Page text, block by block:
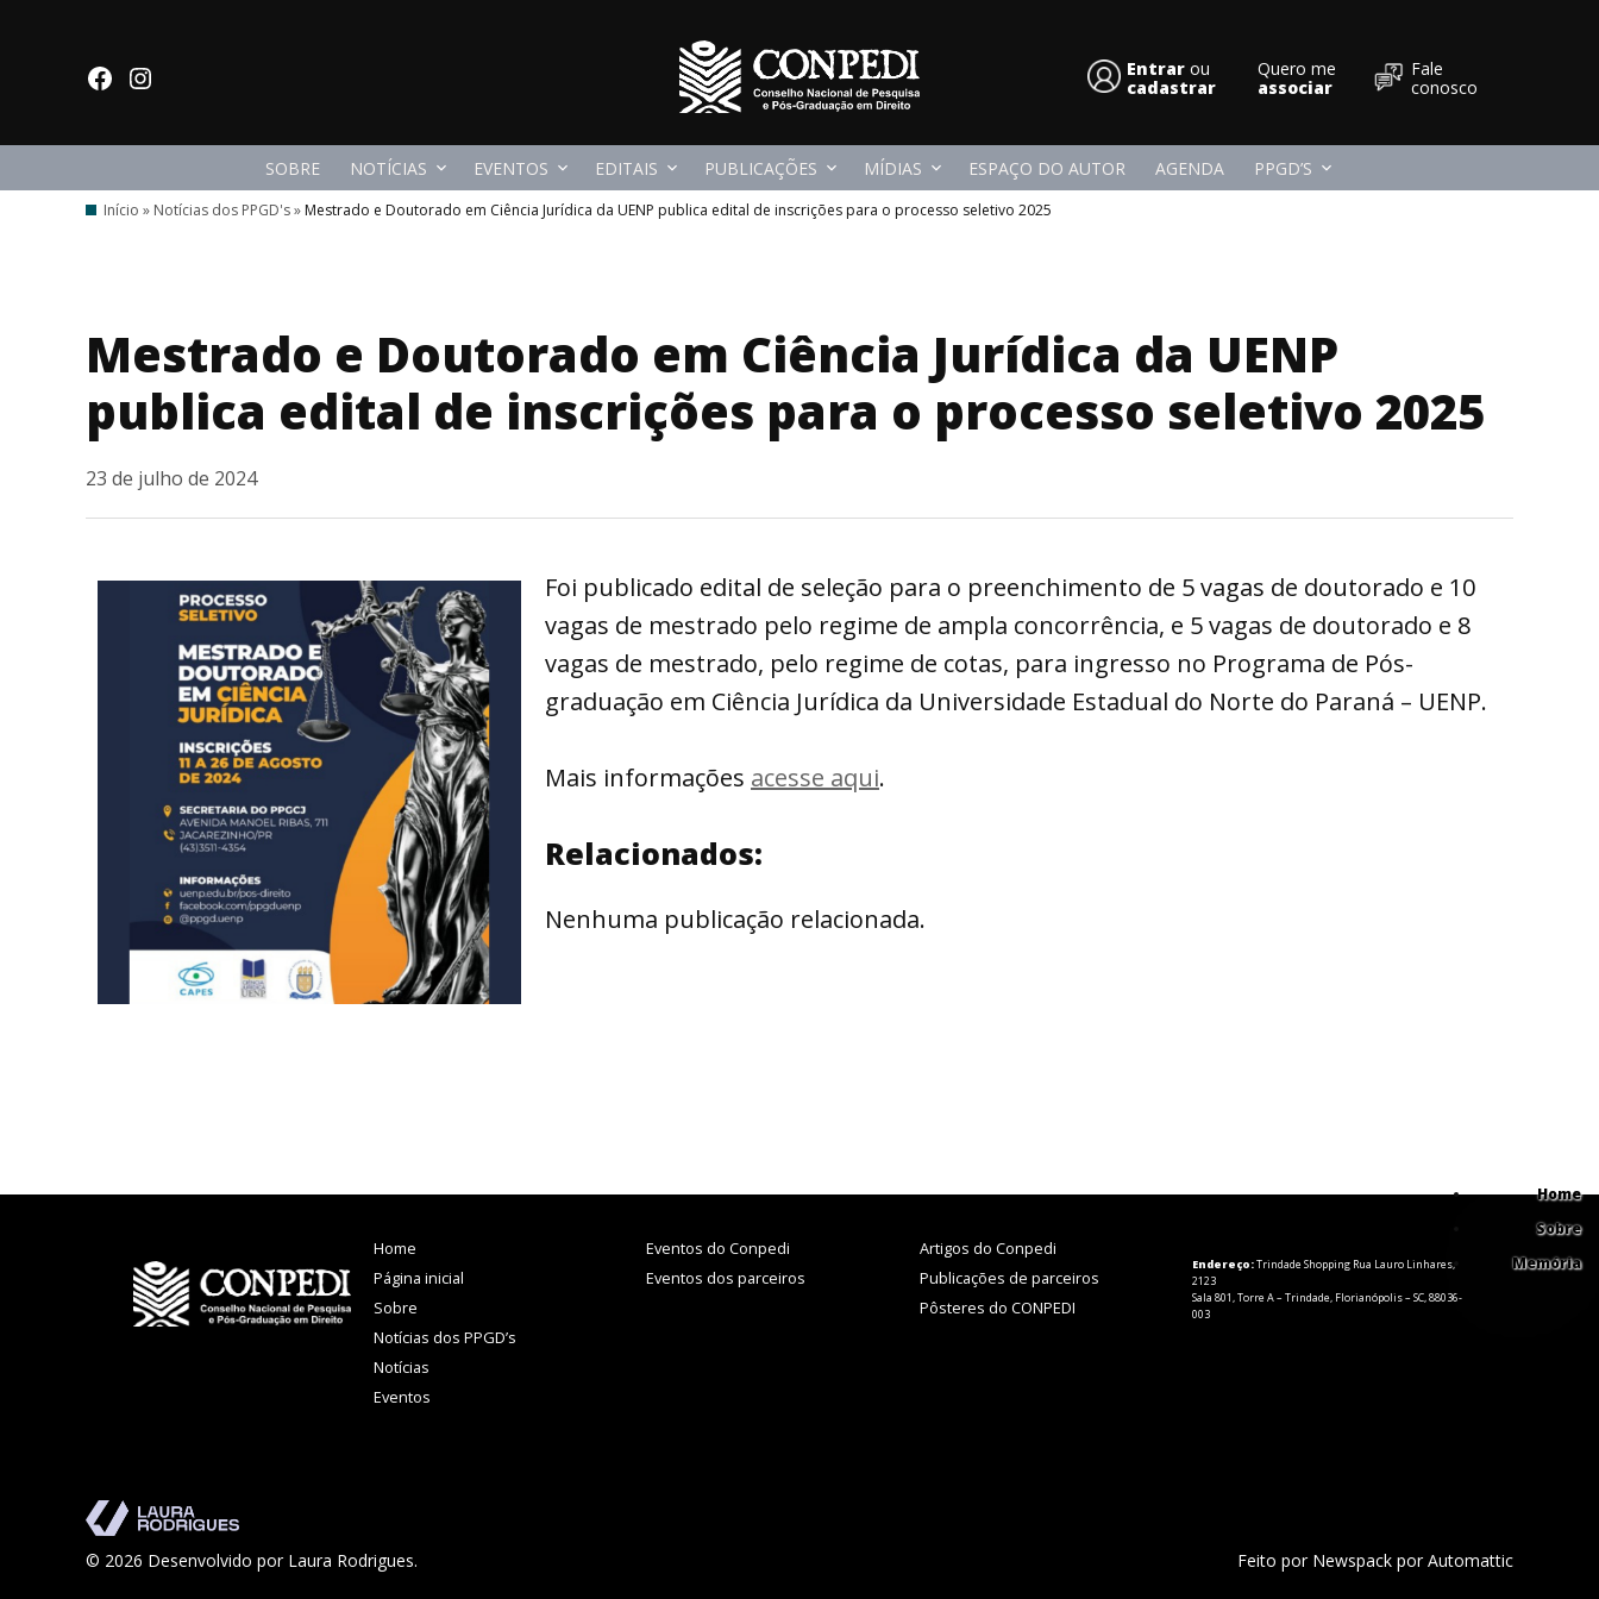
facebookInstagram Conpedi
Entrar ou
cadastrar
Quero me
associar
Fale
conosco
SOBRE NOTÍCIAS EVENTOS EDITAIS PUBLICAÇÕES MÍDIAS ESPAÇO DO AUTOR AGENDA PPGD’S
Início » Notícias dos PPGD's» Mestrado e Doutorado em Ciência Jurídica da UENP publica edital de inscrições para o processo seletivo 2025
Mestrado e Doutorado em Ciência Jurídica da UENP
publica edital de inscrições para o processo seletivo 2025
23 de julho de 2024
Foi publicado edital de seleção para o preenchimento de 5 vagas de doutorado e 10
vagas de mestrado pelo regime de ampla concorrência, e 5 vagas de doutorado e 8
vagas de mestrado, pelo regime de cotas, para ingresso no Programa de Pós-
graduação em Ciência Jurídica da Universidade Estadual do Norte do Paraná – UENP.
Mais informações acesse aqui.
Relacionados:
Nenhuma publicação relacionada.
Home
Sobre
Memória
Home
Página inicial
Sobre
Notícias dos PPGD’s
Notícias
Eventos
Eventos do Conpedi
Eventos dos parceiros
Artigos do Conpedi
Publicações de parceiros
Pôsteres do CONPEDI
Endereço:Trindade Shopping Rua Lauro Linhares,
2123
Sala 801, Torre A – Trindade, Florianópolis – SC, 88036-
003
© 2026 Desenvolvido por Laura Rodrigues. Feito por Newspack por Automattic